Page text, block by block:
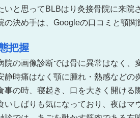
いと思ってBLBはり灸接骨院に来院
の決め手は、Googleの口コミと顎関
把握
院の画像診断では骨に異常はなく、
静時痛はなく顎に腫れ・熱感などの
事の時、寝起き、口を大きく開け
いしばりも気になっており、夜はマ